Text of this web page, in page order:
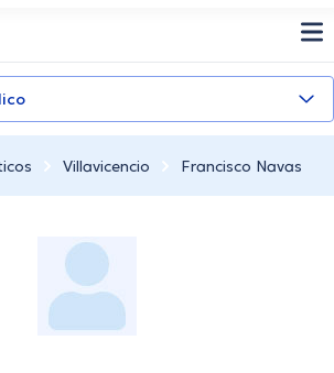
Villavicencio Francisco Navas